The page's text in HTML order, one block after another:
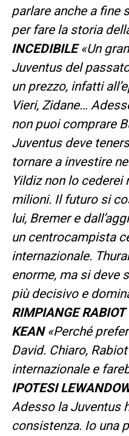
parlare anche a fine
per fare la storia
INCEDIBILE«Un
Juventus del
un prezzo, infatti
Vieri, Zidane…
non puoi comprare
Juventus deve
tornare a investire
Yildiz non lo cederei
milioni. Il futuro si
lui, Bremer e
un centrocampista
internazionale.
enorme, ma si deve
più decisivo e
RIMPIANGE RABIOT
KEAN «Perché
David. Chiaro,
internazionale e
IPOTESI
Adesso la Juventus
consistenza. Io una